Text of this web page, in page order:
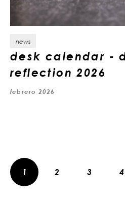
news
desk calendar -
reflection 2026
febrero 2026
1 2 3 4